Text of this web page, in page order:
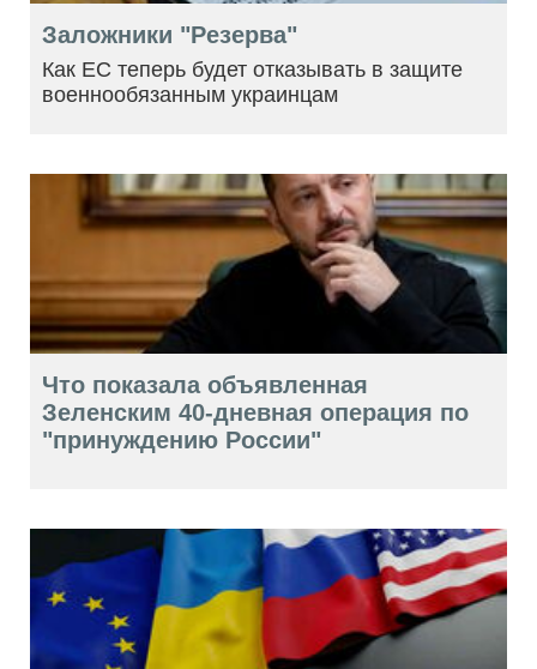
Заложники "Резерва"
Как ЕС теперь будет отказывать в защите
военнообязанным украинцам
Что показала объявленная
Зеленским 40-дневная операция по
"принуждению России"